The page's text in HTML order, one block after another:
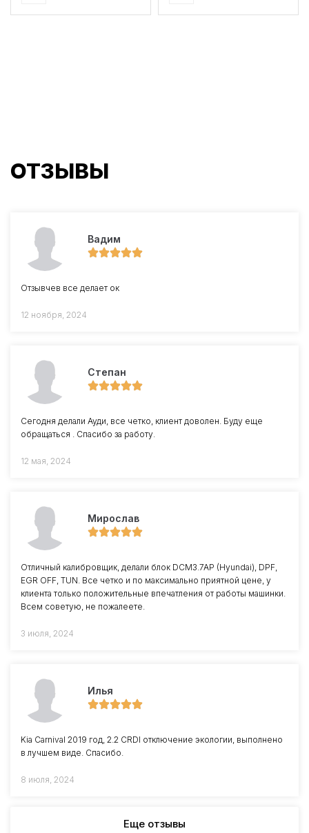
ОТЗЫВЫ
Вадим
Отзывчев все делает ок
12 ноября, 2024
Степан
Сегодня делали Ауди, все четко, клиент доволен. Буду еще
обращаться . Спасибо за работу.
12 мая, 2024
Мирослав
Отличный калибровщик, делали блок DCM3.7AP (Hyundai), DPF,
EGR OFF, TUN. Все четко и по максимально приятной цене, у
клиента только положительные впечатления от работы машинки.
Всем советую, не пожалеете.
3 июля, 2024
Илья
Kia Carnival 2019 год, 2.2 CRDI отключение экологии, выполнено
в лучшем виде. Спасибо.
8 июля, 2024
Еще отзывы